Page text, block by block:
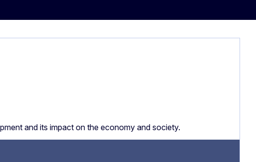
and its impact on the economy and society.